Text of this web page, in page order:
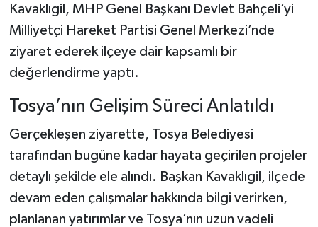
Kavaklıgil, MHP Genel Başkanı Devlet Bahçeli’yi
Milliyetçi Hareket Partisi Genel Merkezi’nde
ziyaret ederek ilçeye dair kapsamlı bir
değerlendirme yaptı.
Tosya’nın Gelişim Süreci Anlatıldı
Gerçekleşen ziyarette, Tosya Belediyesi
tarafından bugüne kadar hayata geçirilen projeler
detaylı şekilde ele alındı. Başkan Kavaklıgil, ilçede
devam eden çalışmalar hakkında bilgi verirken,
planlanan yatırımlar ve Tosya’nın uzun vadeli
Seydiler Haberleri
Taşköprü Haberleri
Tosya Haberleri
Karadeniz Haberleri
Teknoloji Haberleri